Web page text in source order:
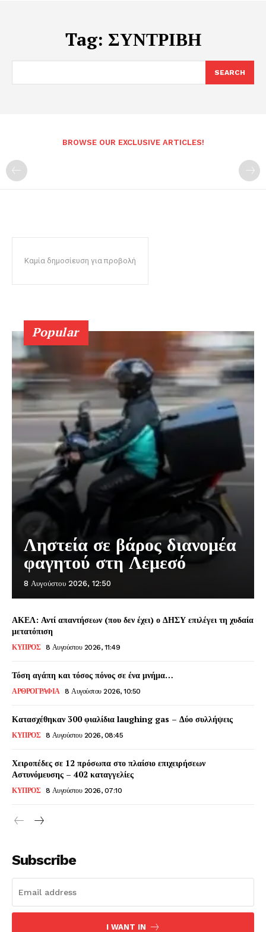
Tag: ΣΥΝΤΡΙΒΗ
SEARCH
BROWSE OUR EXCLUSIVE ARTICLES!
Καμία δημοσίευση για προβολή
Popular
Ληστεία σε βάρος διανομέα
φαγητού στη Λεμεσό
8 Αυγούστου 2026, 12:50
ΑΚΕΛ: Αντί απαντήσεων (που δεν έχει) ο ΔΗΣΥ επιλέγει τη χυδαία
μετατόπιση
ΚΥΠΡΟΣ 8 Αυγούστου 2026, 11:49
Τόση αγάπη και τόσος πόνος σε ένα μνήμα…
ΑΡΘΡΟΓΡΑΦΙΑ 8 Αυγούστου 2026, 10:50
Κατασχέθηκαν 300 φιαλίδια laughing gas – Δύο συλλήψεις
ΚΥΠΡΟΣ 8 Αυγούστου 2026, 08:45
Χειροπέδες σε 12 πρόσωπα στο πλαίσιο επιχειρήσεων
Αστυνόμευσης – 402 καταγγελίες
ΚΥΠΡΟΣ 8 Αυγούστου 2026, 07:10
Subscribe
I WANT IN